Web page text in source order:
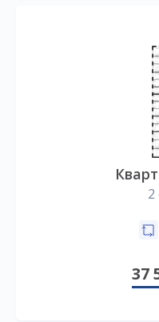
2
37